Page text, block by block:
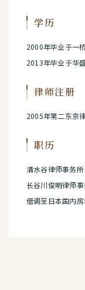
学历
2000年毕业于一
2013年毕业于华盛
律师注册
2005年第二东京
职历
清水谷律师事务所
长谷川俊明律师事
借调至日本国内房